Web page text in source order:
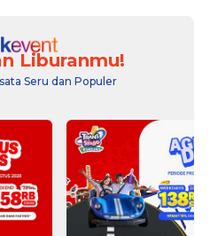
Liburanmu!
Seru dan Populer